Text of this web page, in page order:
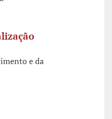
e da